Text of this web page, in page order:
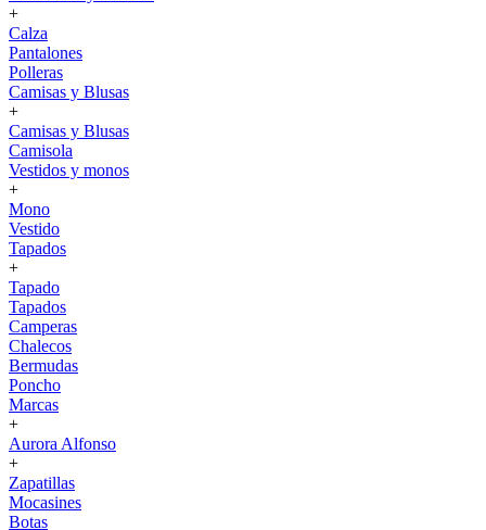
+
Calza
Pantalones
Polleras
Camisas y Blusas
+
Camisas y Blusas
Camisola
Vestidos y monos
+
Mono
Vestido
Tapados
+
Tapado
Tapados
Camperas
Chalecos
Bermudas
Poncho
Marcas
+
Aurora Alfonso
+
Zapatillas
Mocasines
Botas